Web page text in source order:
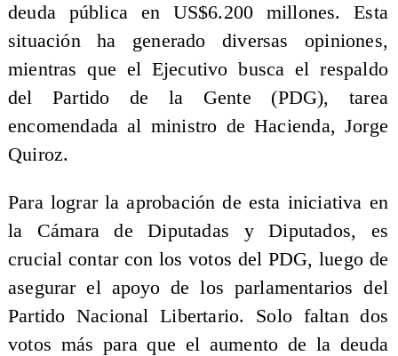
deuda pública en US$6.200 millones. Esta
situación ha generado diversas opiniones,
mientras que el Ejecutivo busca el respaldo
del Partido de la Gente (PDG), tarea
encomendada al ministro de Hacienda, Jorge
Quiroz.
Para lograr la aprobación de esta iniciativa en
la Cámara de Diputadas y Diputados, es
crucial contar con los votos del PDG, luego de
asegurar el apoyo de los parlamentarios del
Partido Nacional Libertario. Solo faltan dos
votos más para que el aumento de la deuda